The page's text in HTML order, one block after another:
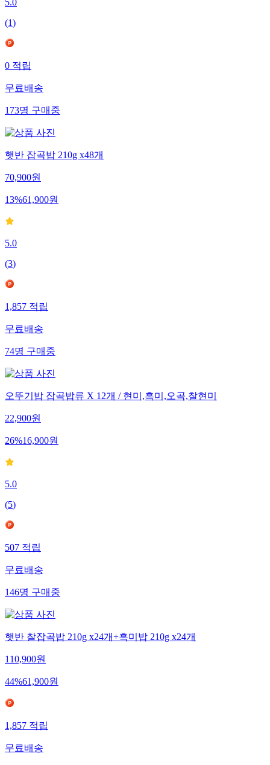
5.0
(1)
0적립
무료배송
173명구매중
햇반 잡곡밥 210g x48개
70,900원
13%61,900원
5.0
(3)
1,857적립
무료배송
74명구매중
오뚜기밥 잡곡밥류 X 12개 / 현미,흑미,오곡,찰현미
22,900원
26%16,900원
5.0
(5)
507적립
무료배송
146명구매중
햇반 찰잡곡밥 210g x24개+흑미밥 210g x24개
110,900원
44%61,900원
1,857적립
무료배송